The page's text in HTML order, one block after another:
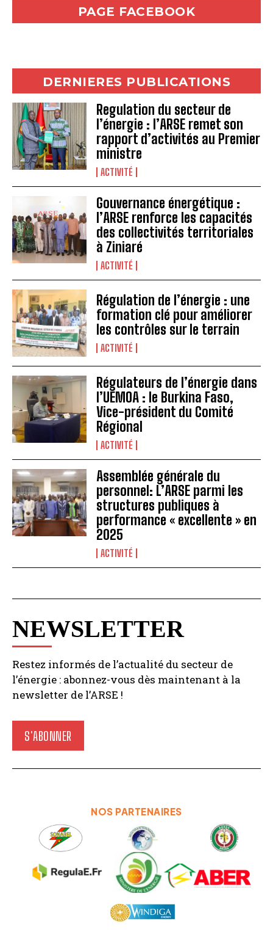
PAGE FACEBOOK
DERNIERES PUBLICATIONS
Regulation du secteur de
l’énergie : l’ARSE remet son
rapport d’activités au Premier
ministre
ACTIVITÉ
Gouvernance énergétique :
l’ARSE renforce les capacités
des collectivités territoriales
à Ziniaré
ACTIVITÉ
Régulation de l’énergie : une
formation clé pour améliorer
les contrôles sur le terrain
ACTIVITÉ
Régulateurs de l’énergie dans
l’UEMOA : le Burkina Faso,
Vice-président du Comité
Régional
ACTIVITÉ
Assemblée générale du
personnel: L’ARSE parmi les
structures publiques à
performance « excellente » en
2025
ACTIVITÉ
NEWSLETTER
Restez informés de l’actualité du secteur de
l’énergie : abonnez-vous dès maintenant à la
newsletter de l’ARSE !
S'ABONNER
NOS PARTENAIRES